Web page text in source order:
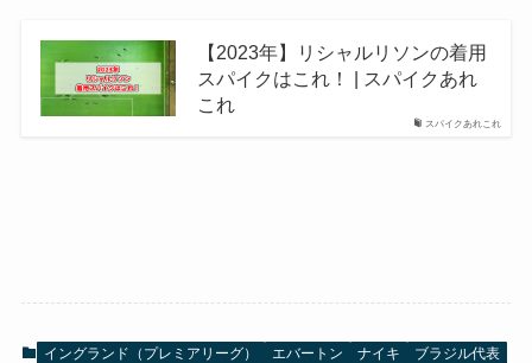
スパイクあれこれ
【2023年】リシャルリソンの着用
スパイクはこれ！ | スパイクあれ
これ
イングランド（プレミアリーグ） エバートン ナイキ
ブラジル代表